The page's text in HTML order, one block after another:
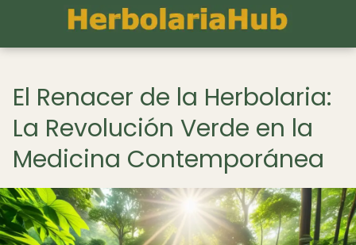
El Renacer de la Herbolaria:
La Revolución Verde en la
Medicina Contemporánea